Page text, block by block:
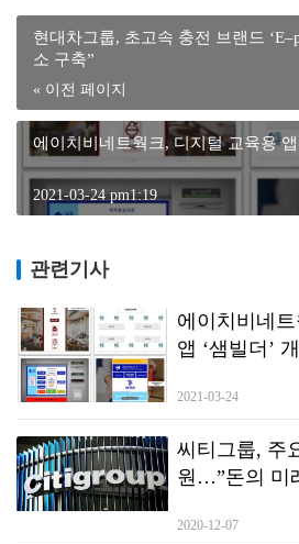
현대차그룹, 초고속 충전 브랜드
소 구축”
« 이전 페이지
에이치비네트웍크, 디지털 교육용 앱
2021-03-24 pm1:19
관련기사
에이치비네
앱 ‘샘빌더’
2021-03-24
씨티그룹, 주
원…”돈의 미
2020-12-07